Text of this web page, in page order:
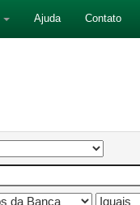
Ajuda Contato